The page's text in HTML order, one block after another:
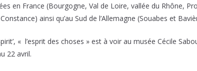
en France (Bourgogne, Val de Loire, vallée du Rhône,
ainsi qu’au Sud de l’Allemagne (Souabes et
« l’esprit des choses » est à voir au musée Cécile
22 avril.